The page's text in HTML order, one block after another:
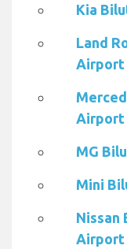
Kia
Land
Airport
Airport
MG
Mini
Nissan
Airport